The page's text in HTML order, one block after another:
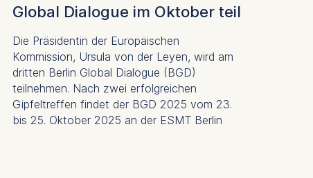
Global Dialogue im Oktober teil
Die Präsidentin der Europäischen
Kommission, Ursula von der Leyen, wird am
dritten Berlin Global Dialogue (BGD)
teilnehmen. Nach zwei erfolgreichen
Gipfeltreffen findet der BGD 2025 vom 23.
bis 25. Oktober 2025 an der ESMT Berlin
This can
more